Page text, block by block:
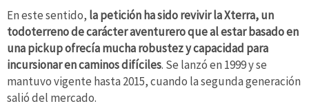
En este sentido, la petición ha sido revivir la Xterra, un
todoterreno de carácter aventurero que al estar basado en
una pickup ofrecía mucha robustez y capacidad para
incursionar en caminos difíciles. Se lanzó en 1999 y se
mantuvo vigente hasta 2015, cuando la segunda generación
salió del mercado.